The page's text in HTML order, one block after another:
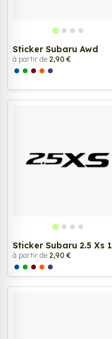
Sticker Subaru Awd
à partir de 2,90 €
Sticker Subaru 2.5 Xs 1
à partir de 2,90 €